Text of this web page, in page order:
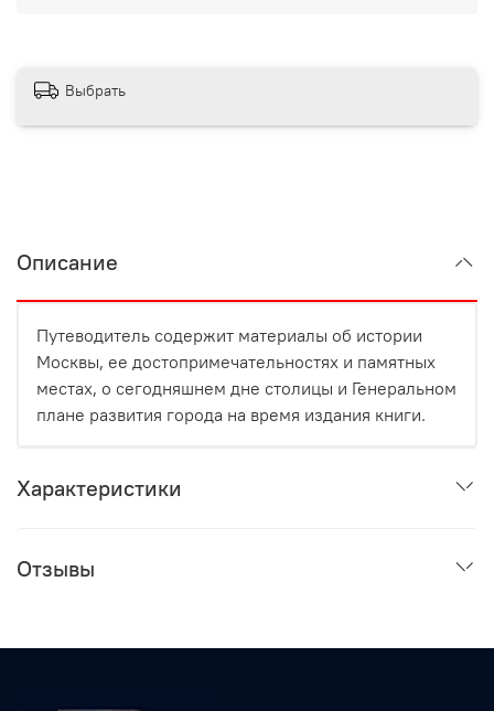
Выбрать
Описание
Путеводитель содержит материалы об истории
Москвы, ее достопримечательностях и памятных
местах, о сегодняшнем дне столицы и Генеральном
плане развития города на время издания книги.
Характеристики
Отзывы